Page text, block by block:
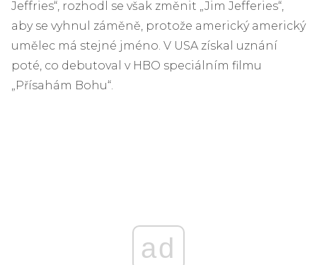
Jeffries“, rozhodl se však změnit „Jim Jefferies“,
aby se vyhnul záměně, protože americký americký
umělec má stejné jméno. V USA získal uznání
poté, co debutoval v HBO speciálním filmu
„Přísahám Bohu“.
ad